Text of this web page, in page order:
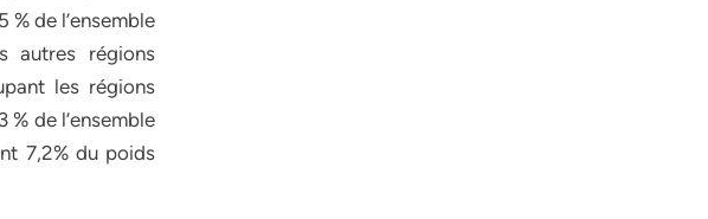
de l’ensemble
autres régions
les régions
de l’ensemble
7,2% du poids